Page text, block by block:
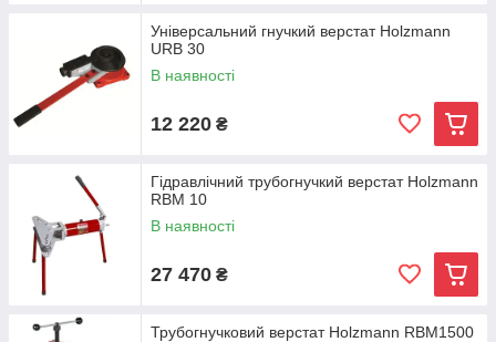
Універсальний гнучкий верстат Holzmann
URB 30
В наявності
12 220 ₴
Гідравлічний трубогнучкий верстат Holzmann
RBM 10
В наявності
27 470 ₴
Трубогнучковий верстат Holzmann RBM1500